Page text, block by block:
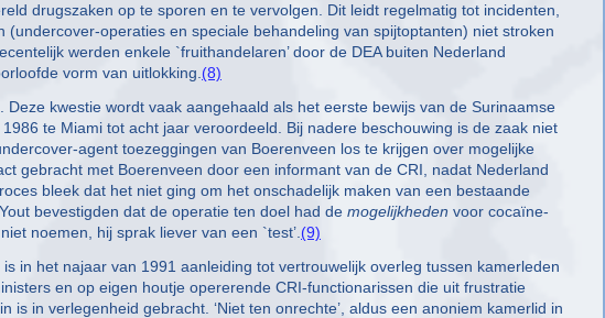
drugszaken op te sporen en te vervolgen. Dit leidt regelmatig tot incidenten,
operaties en speciale behandeling van spijtoptanten) niet stroken
werden enkele `fruithandelaren’ door de DEA buiten Nederland
vorm van uitlokking. (8)
kwestie wordt vaak aangehaald als het eerste bewijs van de Surinaamse
te Miami tot acht jaar veroordeeld. Bij nadere beschouwing is de zaak niet
agent toezeggingen van Boerenveen los te krijgen over mogelijke
gebracht met Boerenveen door een informant van de CRI, nadat Nederland
bleek dat het niet ging om het onschadelijk maken van een bestaande
bevestigden dat de operatie ten doel had de mogelijkheden voor cocaïne-
noemen, hij sprak liever van een `test’. (9)
in het najaar van 1991 aanleiding tot vertrouwelijk overleg tussen kamerleden
en op eigen houtje opererende CRI-functionarissen die uit frustratie
is in verlegenheid gebracht. ‘Niet ten onrechte’, aldus een anoniem kamerlid in